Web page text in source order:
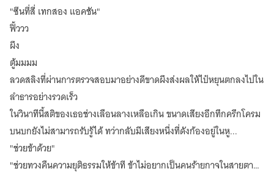
"ซีนที่สี่ เทกสอง แอคชัน"
ฟิ้ววว
ผึง
ตู้มมมม
ลวดสลิงที่ผ่านการตรวจสอบมาอย่างดีขาดผึงส่งผลให้ไป๋หยุนตกลงไปใน
ลำธารอย่างรวดเร็ว
ในวินาทีนี้สติของเธอช่างเลือนลางเหลือเกิน ขนาดเสียงอึกทึกครึกโครม
บนบกยังไม่สามารถรับรู้ได้ ทว่ากลับมีเสียงหนึ่งที่ดังก้องอยู่ในหู...
"ช่วยข้าด้วย"
"ช่วยทวงคืนความยุติธรรมให้ข้าที ข้าไม่อยากเป็นคนร้ายกาจในสายตา